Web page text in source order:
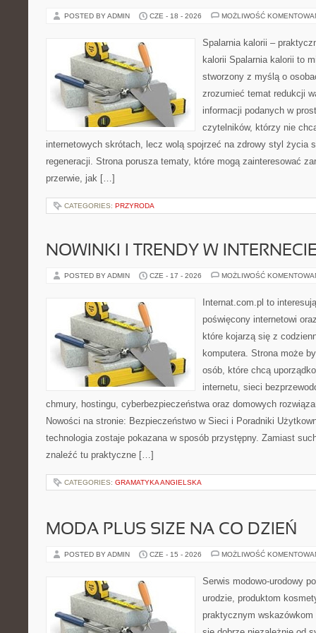
POSTED BY ADMIN CZE - 18 - 2026 MOŻLIWOŚĆ
Spalarnia kalorii –
kalorii Spalarnia kalorii to
stworzony z myślą o
zrozumieć temat redukcji
informacji podanych w
czytelników, którzy nie
internetowych skrótach, lecz wolą spojrzeć na zdrowy styl życia
regeneracji. Strona porusza tematy, które mogą zainteresować
przerwie, jak […]
CATEGORIES: PRZYRODA
NOWINKI I TRENDY W
POSTED BY ADMIN CZE - 17 - 2026 MOŻLIWOŚĆ
Internat.com.pl to
poświęcony internetowi
które kojarzą się z
komputera. Strona może
osób, które chcą
internetu, sieci
chmury, hostingu, cyberbezpieczeństwa oraz domowych
Nowości na stronie: Bezpieczeństwo w Sieci i Poradniki
technologia zostaje pokazana w sposób przystępny. Zamiast
znaleźć tu praktyczne […]
CATEGORIES: GRAMATYKA ANGIELSKA
MODA PLUS SIZE NA CO DZIEŃ
POSTED BY ADMIN CZE - 15 - 2026 MOŻLIWOŚĆ
Serwis modowo-urodowy
urodzie, produktom
praktycznym